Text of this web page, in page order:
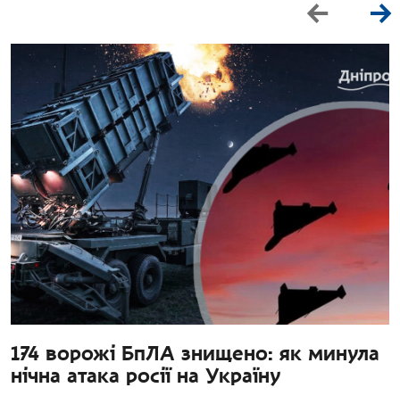
174 ворожі БпЛА знищено: як минула
нічна атака росії на Україну